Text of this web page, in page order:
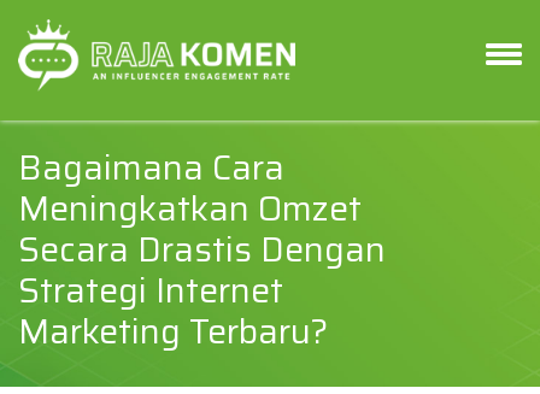
Bagaimana Cara
Meningkatkan Omzet
Secara Drastis Dengan
Strategi Internet
Marketing Terbaru?